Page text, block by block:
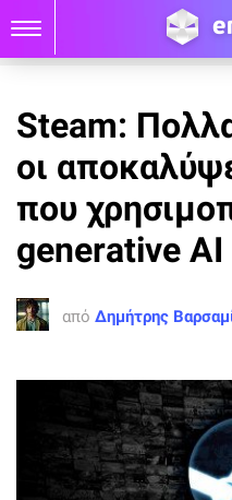
Steam:
οι
που
generative AI
από Δημήτρης